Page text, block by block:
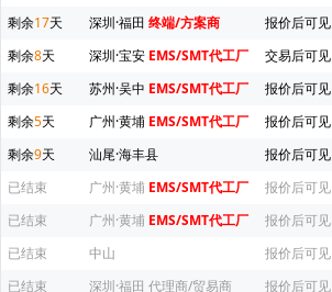
剩余17天 深圳·福田 终端/方案商 报价后可见
剩余8天 深圳·宝安 EMS/SMT代工厂 交易后可见
剩余16天 苏州·吴中 EMS/SMT代工厂 报价后可见
剩余5天 广州·黄埔 EMS/SMT代工厂 报价后可见
剩余9天 汕尾·海丰县 报价后可见
已结束
广州·黄埔 EMS/SMT代工厂 报价后可见
已结束
广州·黄埔 EMS/SMT代工厂 报价后可见
已结束
中山 报价后可见
已结束
深圳·福田 代理商/贸易商 报价后可见